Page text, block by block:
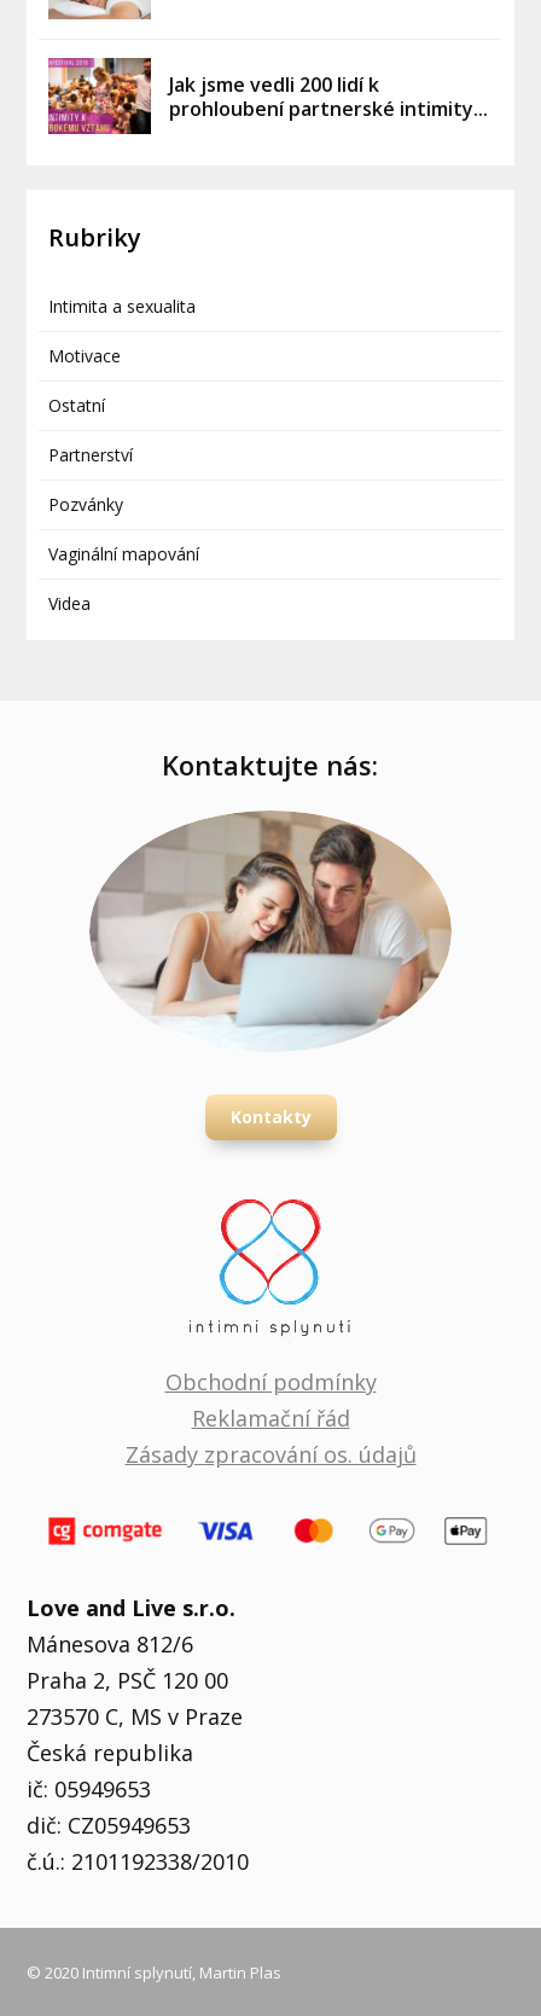
Jak jsme vedli 200 lidí k
prohloubení partnerské intimity...
Rubriky
Intimita a sexualita
Motivace
Ostatní
Partnerství
Pozvánky
Vaginální mapování
Videa
Kontaktujte nás:
Kontakty
Obchodní podmínky
Reklamační řád
Zásady zpracování os. údajů
Love and Live s.r.o.
Mánesova 812/6
Praha 2, PSČ 120 00
273570 C, MS v Praze
Česká republika
ič: 05949653
dič: CZ05949653
č.ú.: 2101192338/2010
© 2020 Intimní splynutí, Martin Plas